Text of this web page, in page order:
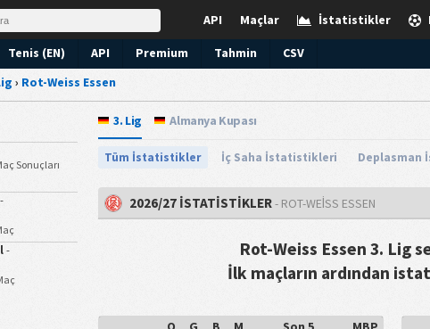
İstatistikler
Maçlar
API
Tenis (EN) API Premium Tahmin
CSV
› Rot-Weiss Essen
Sonuçları
-
-
3. Lig Almanya Kupası
Tüm İstatistikler İç Saha İstatistikleri
2026/27 İSTATİSTİKLER- ROT-WEISS ESSEN
Rot-Weiss Essen 3. Lig
İlk maçların ardından